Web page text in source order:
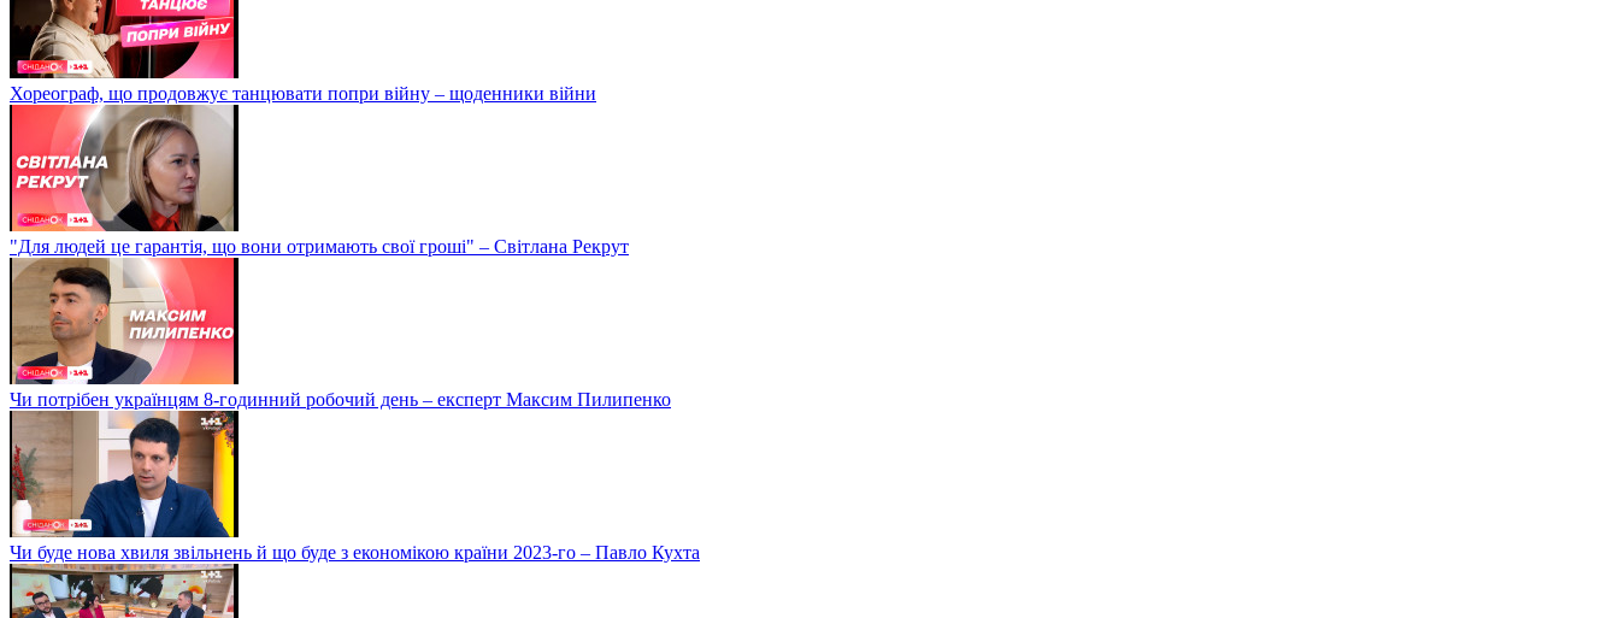
Хореограф, що продовжує танцювати попри війну – щоденники війни
"Для людей це гарантія, що вони отримають свої гроші" – Світлана Рекрут
Чи потрібен українцям 8-годинний робочий день – експерт Максим Пилипенко
Чи буде нова хвиля звільнень й що буде з економікою країни 2023-го – Павло Кухта